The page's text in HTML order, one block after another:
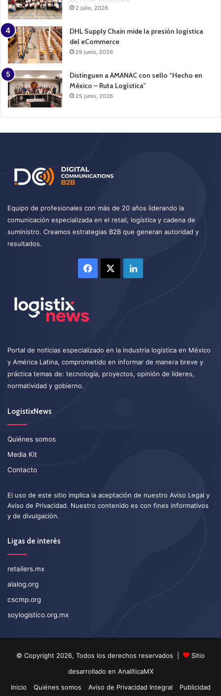
2 julio, 2026
DHL Supply Chain mide la presión logística
del eCommerce
29 junio, 2026
Distinguen a AMANAC con sello “Hecho en
México – Ruta Logística”
25 junio, 2026
Equipo de profesionales con más de 20 años liderando la
comunicación especializada en el retail, logística y cadena de
suministro. Creamos estrategias B2B que generan autoridad y
resultados.
Facebook LinkedIn
Portal de noticias especializado en la industria logística en México
y América Latina, comprometido en informar de manera breve y
práctica temas de: tecnología, proyectos, opinión de líderes,
normatividad y gobierno.
LogistixNews
Quiénes somos
Media Kit
Contacto
El uso de este sitio implica la aceptación de nuestro Aviso Legal y
Aviso de Privacidad. Nuestro contenido es con fines informativos
y de divulgación.
Ligas de interés
retailers.mx
alalog.org
cscmp.org
soylogistico.org.mx
© Copyright 2026, Todos los derechos reservados |
Sitio
desarrollado en AnalíticaMX
Inicio
Quiénes somos Aviso de Privacidad Integral Publicidad